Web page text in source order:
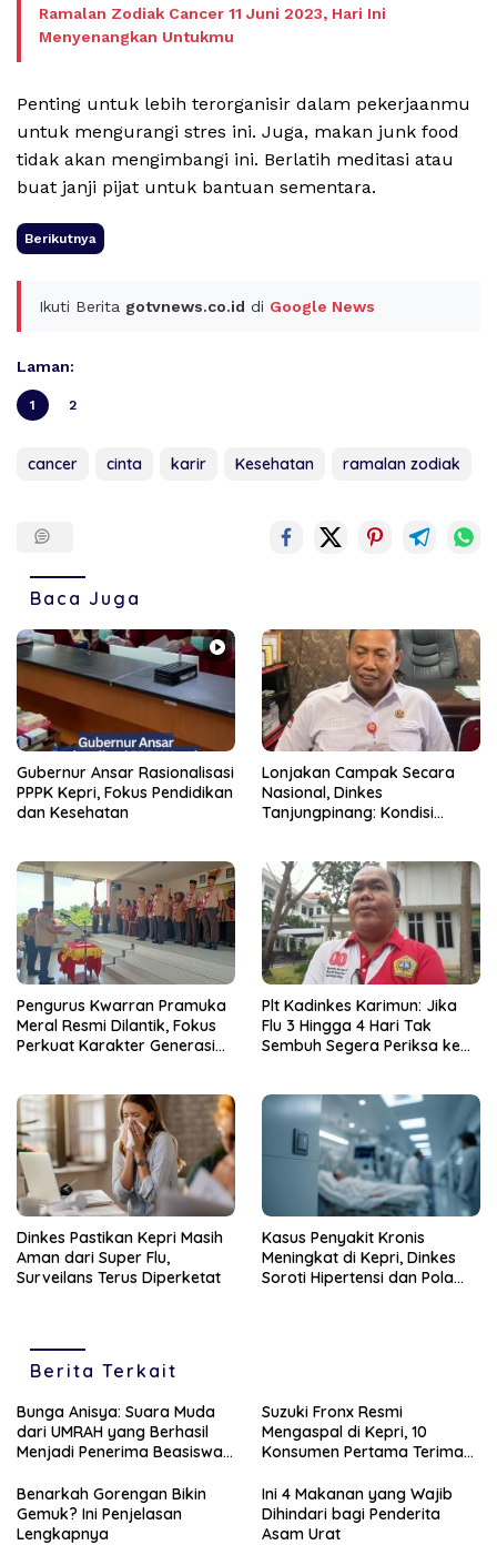
Ramalan Zodiak Cancer 11 Juni 2023, Hari Ini
Menyenangkan Untukmu
Penting untuk lebih terorganisir dalam pekerjaanmu
untuk mengurangi stres ini. Juga, makan junk food
tidak akan mengimbangi ini. Berlatih meditasi atau
buat janji pijat untuk bantuan sementara.
Berikutnya
Ikuti Berita gotvnews.co.id di Google News
Laman:
1 2
cancer cinta karir Kesehatan ramalan zodiak
Baca Juga
Gubernur Ansar Rasionalisasi
PPPK Kepri, Fokus Pendidikan
dan Kesehatan
Lonjakan Campak Secara
Nasional, Dinkes
Tanjungpinang: Kondisi
Pengurus Kwarran Pramuka
Meral Resmi Dilantik, Fokus
Perkuat Karakter Generasi
Plt Kadinkes Karimun: Jika
Flu 3 Hingga 4 Hari Tak
Sembuh Segera Periksa ke
Dinkes Pastikan Kepri Masih
Aman dari Super Flu,
Surveilans Terus Diperketat
Kasus Penyakit Kronis
Meningkat di Kepri, Dinkes
Soroti Hipertensi dan Pola
Berita Terkait
Bunga Anisya: Suara Muda
dari UMRAH yang Berhasil
Menjadi Penerima Beasiswa
Suzuki Fronx Resmi
Mengaspal di Kepri, 10
Konsumen Pertama Terima
Benarkah Gorengan Bikin
Gemuk? Ini Penjelasan
Lengkapnya
Ini 4 Makanan yang Wajib
Dihindari bagi Penderita
Asam Urat